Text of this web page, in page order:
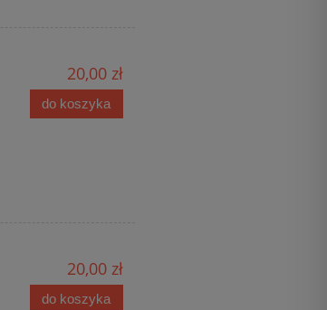
20,00 zł
do koszyka
20,00 zł
do koszyka